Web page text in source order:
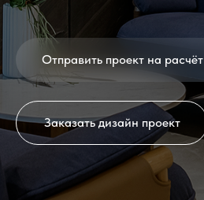
Отправить проект на расчёт
Заказать дизайн проект